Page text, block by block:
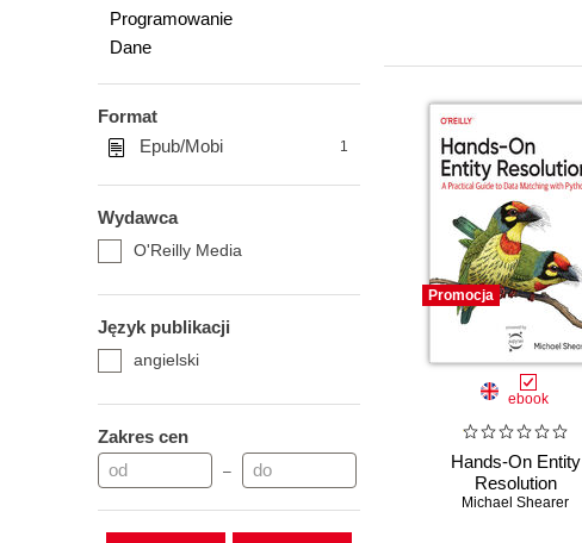
Programowanie
Dane
Format
Epub/Mobi
1
Wydawca
O'Reilly Media
Język publikacji
angielski
Zakres cen
–
Promocja
ebook
Hands-On Entity
Resolution
Michael Shearer